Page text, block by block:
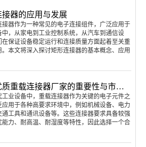
接器的应用与发展
器作为一种常见的电子连接组件，广泛应用于
中，从家电到工业控制系统，从汽车到通信设
在保证设备稳定运行和连接质量方面起着至关重
。本文将深入探讨矩形连接器的基本概念、应用
选择优质重载连接器厂家的重要性与市场前景
业设备中，重载连接器作为关键的电子元件之
应用于各种高要求环境中，例如机械设备、电力
通工具和通讯设备等。这些连接器要求具备较强
能力、耐高温、耐湿度等特性，因此选择一个合